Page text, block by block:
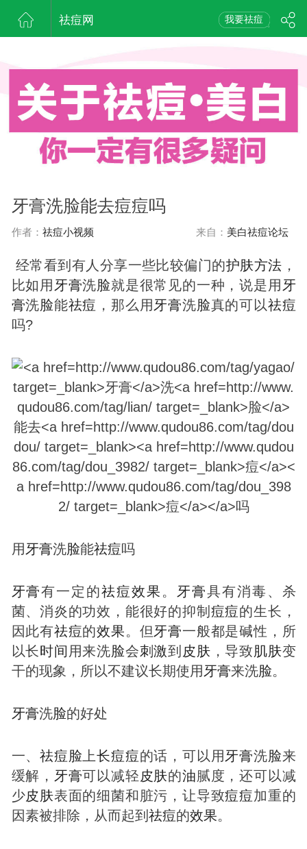
祛痘网 我要祛痘
牙膏洗脸能去痘痘吗
作者： 祛痘小视频 来自： 美白祛痘论坛
经常看到有人分享一些比较偏门的护肤方法 ，
比如用 牙膏洗脸就是很常见的一种，说是用 牙
膏洗脸能祛痘 ，那么用 牙膏洗脸真的可以祛痘
吗?
用 牙膏洗脸能祛痘吗
牙膏有一定的祛痘效果 。 牙膏具有消毒、杀
菌、消炎的功效，能很好的抑制 痘痘的生长，
因此有祛痘的效果。但牙膏一般都是碱性，所
以长时间 用来洗脸会刺激到 皮肤 ，导致肌肤变
干的现象，所以不建议长期使用 牙膏来洗脸。
牙膏洗脸的好处
一、祛痘脸 上长痘痘的话，可以用 牙膏洗脸来
缓解， 牙膏可以减轻 皮肤的油腻度，还可以减
少皮肤表面的细菌和脏污，让导致痘痘加重的
因素被排除，从而起到 祛痘的效果。